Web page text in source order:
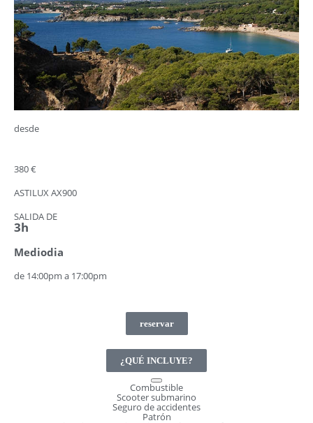
desde
380 €
ASTILUX AX900
SALIDA DE
3h
Mediodia
de 14:00pm a 17:00pm
reservar
¿QUÉ INCLUYE?
Combustible
Scooter submarino
Seguro de accidentes
Patrón